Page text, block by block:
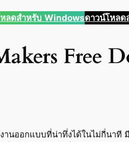
ลดสำหรับ Windowsดาวน์โหลด
Free
นออกแบบที่น่าทึ่งได้ในไม่กี่นาที